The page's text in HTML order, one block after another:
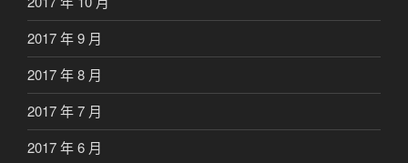
2017 年 9 月
2017 年 8 月
2017 年 7 月
2017 年 6 月